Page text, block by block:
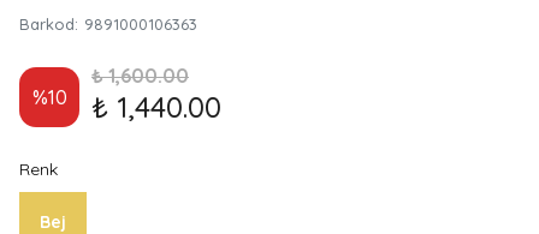
Barkod: 9891000106363
%10
₺ 1,600.00
₺ 1,440.00
Renk
Bej